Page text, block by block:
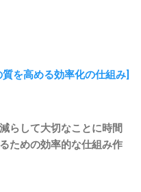
を高める効率化の仕組み]
らして大切なことに時間
ための効率的な仕組み作